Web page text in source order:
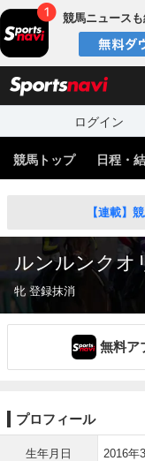
競馬ニュース
ログイン
競馬トップ 日程・
【連載】
ルンルンクオ
牝 登録抹消
無料ア
プロフィール
生年月日 2016年